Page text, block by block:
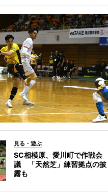
見る・遊ぶ
SC相模原、愛川町で作戦会
議 「天然芝」練習拠点の披
露も